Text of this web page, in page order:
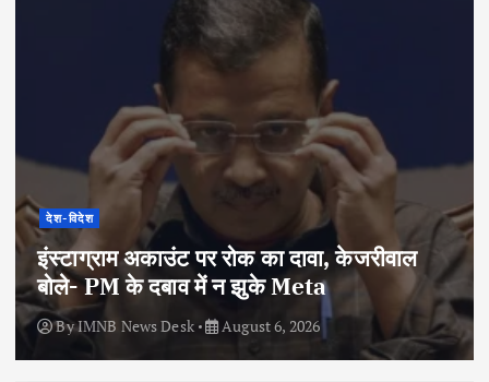
देश-विदेश
इंस्टाग्राम अकाउंट पर रोक का दावा, केजरीवाल
बोले- PM के दबाव में न झुके Meta
ByIMNB News Desk August 6, 2026